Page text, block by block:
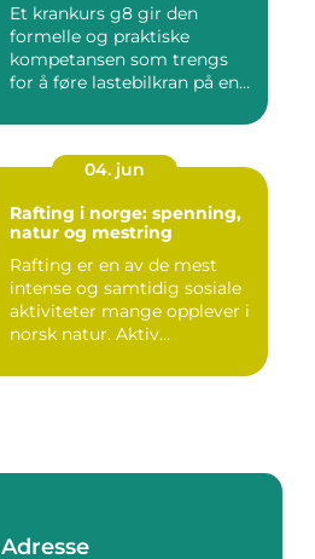
Et krankurs g8 gir den
formelle og praktiske
kompetansen som trengs
for å føre lastebilkran på en
04. jun
Rafting i norge: spenning,
natur og mestring
Rafting er en av de mest
intense og samtidig sosiale
aktiviteter mange opplever i
norsk natur. Aktiv...
Adresse